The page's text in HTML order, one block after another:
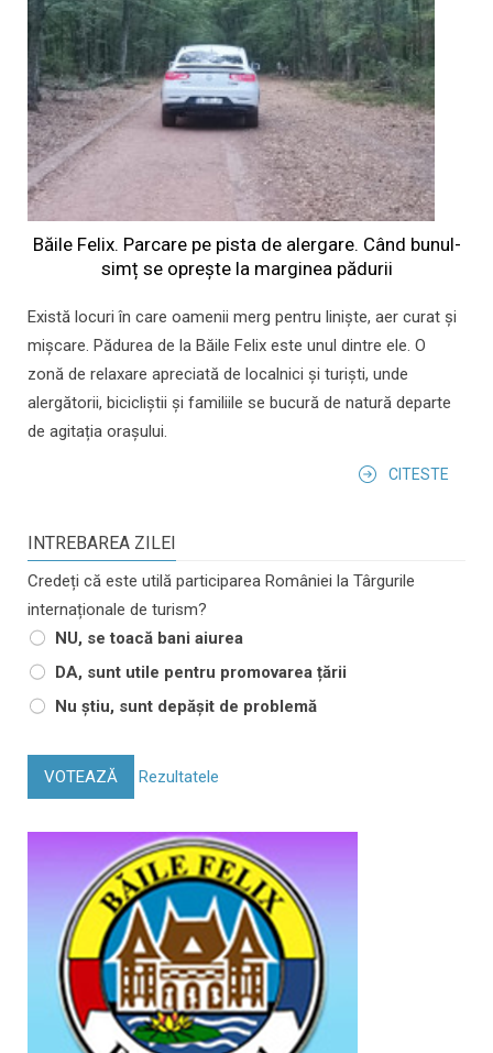
Băile Felix. Parcare pe pista de alergare. Când bunul-
simț se oprește la marginea pădurii
Există locuri în care oamenii merg pentru liniște, aer curat și
mișcare. Pădurea de la Băile Felix este unul dintre ele. O
zonă de relaxare apreciată de localnici și turiști, unde
alergătorii, bicicliștii și familiile se bucură de natură departe
de agitația orașului.
CITESTE
INTREBAREA ZILEI
Credeți că este utilă participarea României la Târgurile
internaționale de turism?
NU, se toacă bani aiurea
DA, sunt utile pentru promovarea țării
Nu știu, sunt depășit de problemă
VOTEAZĂ Rezultatele